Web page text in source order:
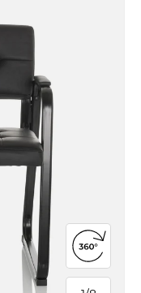
Åbn